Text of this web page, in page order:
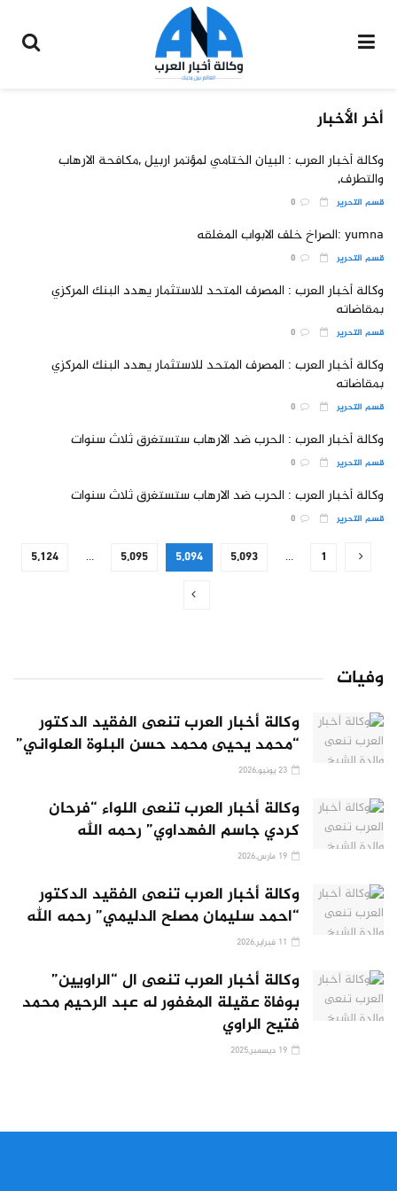
أخر الأخبار
وكالة أخبار العرب : البيان الختامي لمؤتمر اربيل ,مكافحة الارهاب
والتطرف,
قسم التحرير
yumna :الصراخ خلف الابواب المغلقه
قسم التحرير
وكالة أخبار العرب : المصرف المتحد للاستثمار يهدد البنك المركزي
بمقاضاته
قسم التحرير
وكالة أخبار العرب : المصرف المتحد للاستثمار يهدد البنك المركزي
بمقاضاته
قسم التحرير
وكالة أخبار العرب : الحرب ضد الارهاب ستستغرق ثلاث سنوات
قسم التحرير
وكالة أخبار العرب : الحرب ضد الارهاب ستستغرق ثلاث سنوات
قسم التحرير
1
… 5٬093 5٬094 5٬095 … 5٬124
وفيات
وكالة أخبار العرب تنعى الفقيد الدكتور
“محمد يحيى محمد حسن البلوة العلواني”
وكالة أخبار العرب تنعى اللواء “فرحان
كردي جاسم الفهداوي” رحمه الله
وكالة أخبار العرب تنعى الفقيد الدكتور
“احمد سليمان مصلح الدليمي” رحمه الله
وكالة أخبار العرب تنعى ال “الراويين”
بوفاة عقيلة المغفور له عبد الرحيم محمد
فتيح الراوي